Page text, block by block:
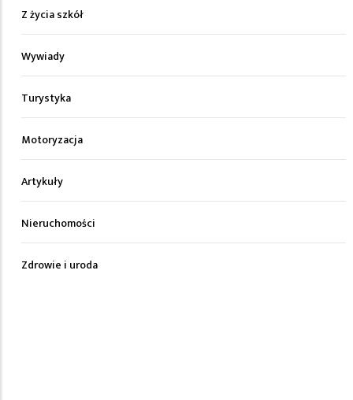
Z życia szkół
Wywiady
Turystyka
Motoryzacja
Artykuły
Nieruchomości
Zdrowie i uroda